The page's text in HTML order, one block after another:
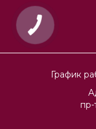
График